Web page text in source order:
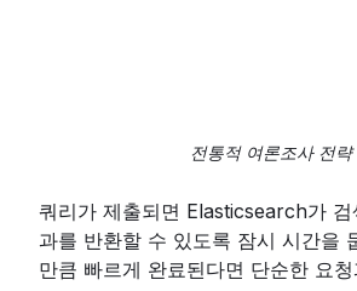
전통적 여론조사 전략
쿼리가 제출되면 Elasticsearch가 검
과를 반환할 수 있도록 잠시 시간을
만큼 빠르게 완료된다면 단순한 요